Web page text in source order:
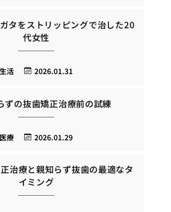
タをストリッピングで治した20
代女性
2026.01.31
生活
ずの抜歯矯正治療前の試練
2026.01.29
医療
治療と親知らず抜歯の最適なタ
イミング